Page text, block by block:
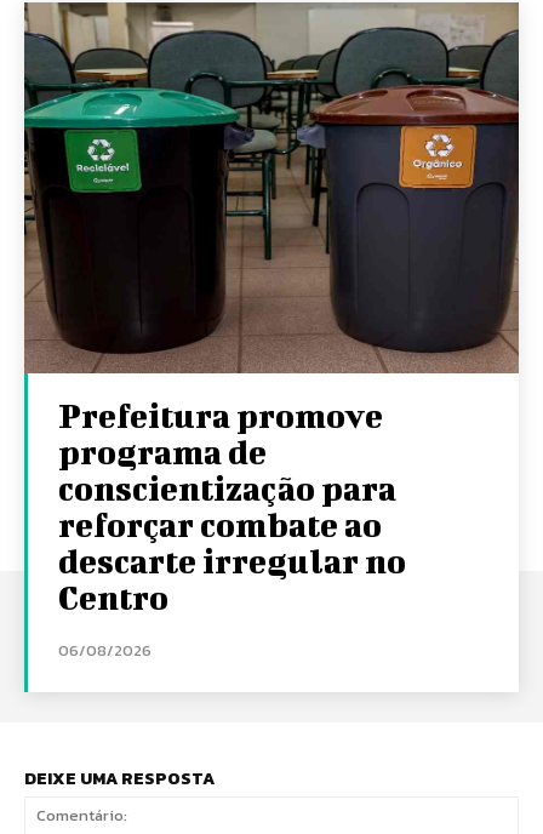
Prefeitura promove
programa de
conscientização para
reforçar combate ao
descarte irregular no
Centro
06/08/2026
DEIXE UMA RESPOSTA